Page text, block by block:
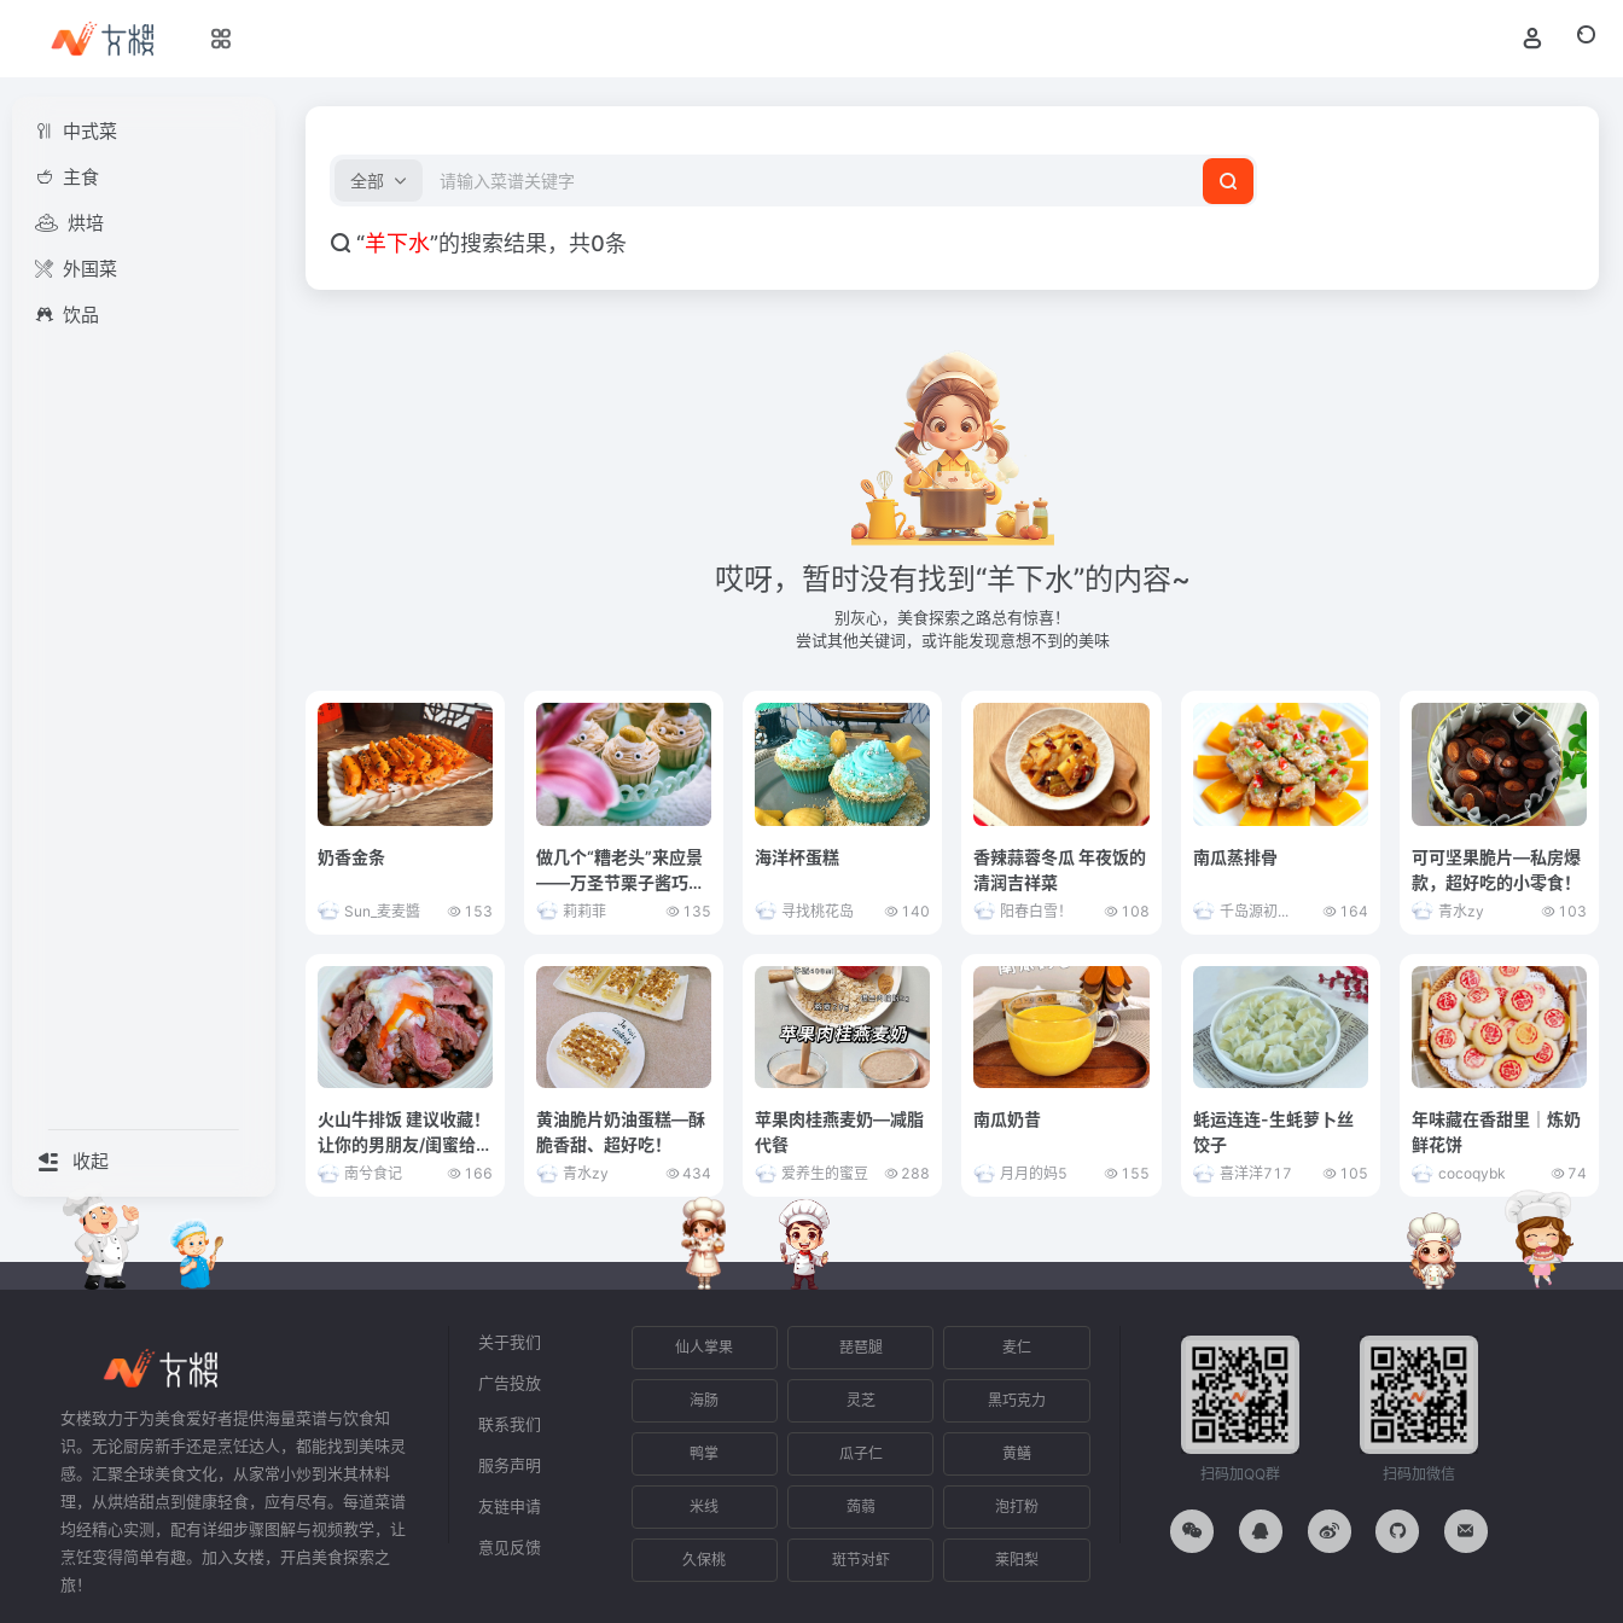
中式菜
主食
烘培
外国菜
饮品
收起
全部
“羊下水”的搜索结果，共0条
哎呀，暂时没有找到“羊下水”的内容~
别灰心，美食探索之路总有惊喜！
尝试其他关键词，或许能发现意想不到的美味
奶香金条
Sun_麦麦醬 153
做几个“糟老头”来应景
——万圣节栗子酱巧克
力Cupcakes
莉莉菲 135
海洋杯蛋糕
寻找桃花岛 140
香辣蒜蓉冬瓜 年夜饭的
清润吉祥菜
阳春白雪！ 108
南瓜蒸排骨
千岛源初... 164
可可坚果脆片—私房爆
款，超好吃的小零食！
青水zy 103
火山牛排饭 建议收藏！
让你的男朋友/闺蜜给你
做这个饭！
南兮食记 166
黄油脆片奶油蛋糕—酥
脆香甜、超好吃！
青水zy 434
苹果肉桂燕麦奶—减脂
代餐
爱养生的蜜豆 288
南瓜奶昔
月月的妈5 155
蚝运连连-生蚝萝卜丝
饺子
喜洋洋717 105
年味藏在香甜里｜炼奶
鲜花饼
cocoqybk 74
女楼致力于为美食爱好者提供海量菜谱与饮食知
识。无论厨房新手还是烹饪达人，都能找到美味灵
感。汇聚全球美食文化，从家常小炒到米其林料
理，从烘焙甜点到健康轻食，应有尽有。每道菜谱
均经精心实测，配有详细步骤图解与视频教学，让
烹饪变得简单有趣。加入女楼，开启美食探索之
旅！
关于我们
广告投放
联系我们
服务声明
友链申请
意见反馈
仙人掌果 琵琶腿 麦仁
海肠 灵芝 黑巧克力
鸭掌 瓜子仁 黄鳝
米线 蒟蒻 泡打粉
久保桃 斑节对虾 莱阳梨
扫码加QQ群 扫码加微信